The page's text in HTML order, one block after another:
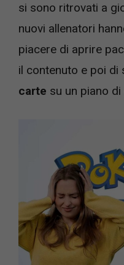
si sono ritrovati a
nuovi allenatori
piacere di aprire
il contenuto e poi di
carte su un piano